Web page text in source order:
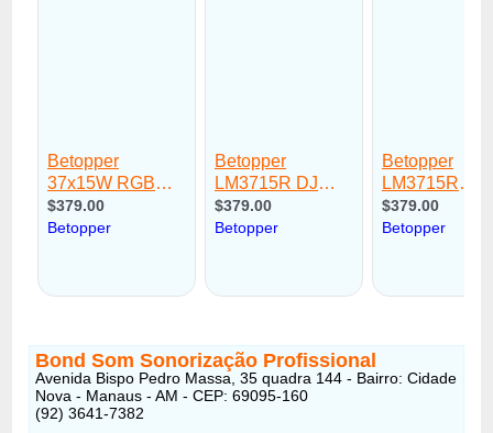
Bond Som Sonorização Profissional
Avenida Bispo Pedro Massa, 35 quadra 144 - Bairro: Cidade
Nova - Manaus - AM - CEP: 69095-160
(92) 3641-7382